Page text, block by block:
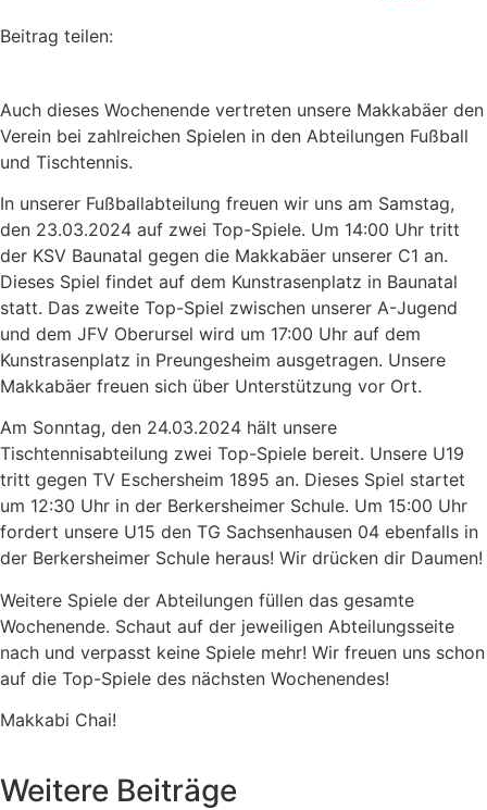
Beitrag teilen:
Auch dieses Wochenende vertreten unsere Makkabäer den
Verein bei zahlreichen Spielen in den Abteilungen Fußball
und Tischtennis.
In unserer Fußballabteilung freuen wir uns am Samstag,
den 23.03.2024 auf zwei Top-Spiele. Um 14:00 Uhr tritt
der KSV Baunatal gegen die Makkabäer unserer C1 an.
Dieses Spiel findet auf dem Kunstrasenplatz in Baunatal
statt. Das zweite Top-Spiel zwischen unserer A-Jugend
und dem JFV Oberursel wird um 17:00 Uhr auf dem
Kunstrasenplatz in Preungesheim ausgetragen. Unsere
Makkabäer freuen sich über Unterstützung vor Ort.
Am Sonntag, den 24.03.2024 hält unsere
Tischtennisabteilung zwei Top-Spiele bereit. Unsere U19
tritt gegen TV Eschersheim 1895 an. Dieses Spiel startet
um 12:30 Uhr in der Berkersheimer Schule. Um 15:00 Uhr
fordert unsere U15 den TG Sachsenhausen 04 ebenfalls in
der Berkersheimer Schule heraus! Wir drücken dir Daumen!
Weitere Spiele der Abteilungen füllen das gesamte
Wochenende. Schaut auf der jeweiligen Abteilungsseite
nach und verpasst keine Spiele mehr! Wir freuen uns schon
auf die Top-Spiele des nächsten Wochenendes!
Makkabi Chai!
Weitere Beiträge